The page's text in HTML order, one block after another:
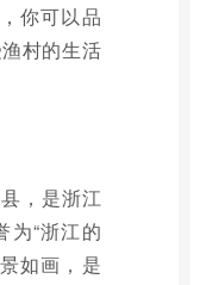
你可以品
村的生活
，是浙江
为“浙江的
如画，是